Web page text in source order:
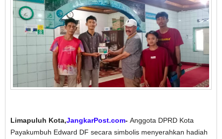
Limapuluh Kota,JangkarPost.com- Anggota DPRD Kota
Payakumbuh Edward DF secara simbolis menyerahkan hadiah